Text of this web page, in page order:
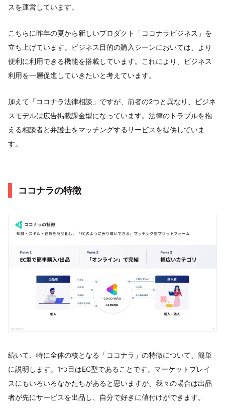
スを運営しています。
こちらに昨年の夏から新しいプロダクト「ココナラビジネス」を
立ち上げています。ビジネス目的の購入シーンにおいては、より
便利に利用できる機能を搭載しています。これにより、ビジネス
利用を一層促進していきたいと考えています。
加えて「ココナラ法律相談」ですが、前者の2つと異なり、ビジネ
スモデルは広告掲載課金型になっています。法律のトラブルを抱
える相談者と弁護士をマッチングするサービスを提供していま
す。
ココナラの特徴
続いて、特に全体の核となる「ココナラ」の特徴について、簡単
に説明します。1つ目はEC型であることです。マーケットプレイ
スにもいろいろなかたちがあると思いますが、我々の場合は出品
者が先にサービスを出品し、自分で好きに値付けができます。